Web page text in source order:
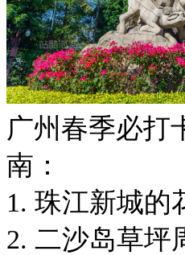
广州春季必打
南：
1. 珠江新城
2. 二沙岛草